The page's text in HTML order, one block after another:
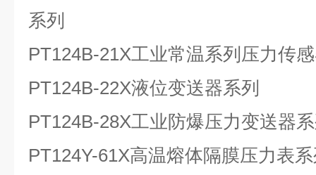
系列
PT124B-21X工业常温系列压力传
PT124B-22X液位变送器系列
PT124B-28X工业防爆压力变送器
PT124Y-61X高温熔体隔膜压力表